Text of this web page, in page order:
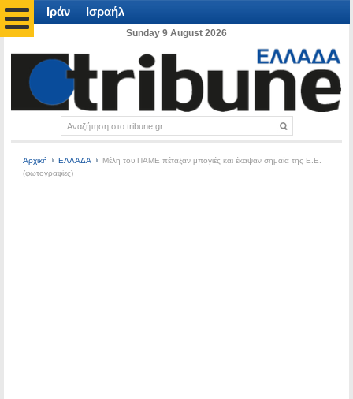
Ιράν Ισραήλ
Sunday 9 August 2026
Αρχική ΕΛΛΑΔΑ
Mέλη του ΠΑΜΕ πέταξαν μπογιές και έκαψαν σημαία της Ε.Ε.
(φωτογραφίες)